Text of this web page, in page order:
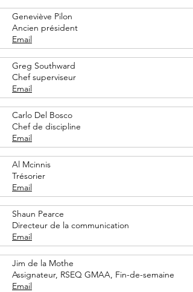
Geneviève Pilon
Ancien président
Email
Greg Southward
Chef superviseur
Email
Carlo Del Bosco
Chef de discipline
Email
Al Mcinnis
Trésorier
Email
Shaun Pearce
Directeur de la communication
Email
Jim de la Mothe
Assignateur, RSEQ GMAA, Fin-de-semaine
Email